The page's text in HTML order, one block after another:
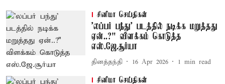
சினிமா செய்திகள்
'லப்பர் பந்து' படத்தில் நடிக்க மறுத்தது
ஏன்..?" விளக்கம் கொடுத்த
எஸ்.ஜே.சூர்யா
தினத்தந்தி 16 Apr 2026 1 min read
சினிமா செய்திகள்